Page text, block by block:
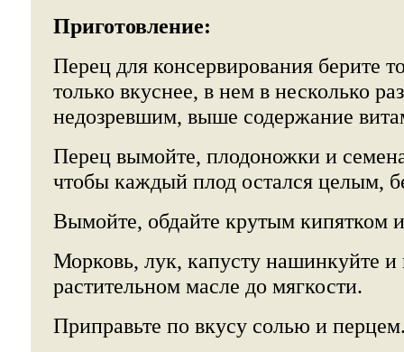
Приготовление:
Перец для консервирования берите
только вкуснее, в нем в несколько
недозревшим, выше содержание
Перец вымойте, плодоножки и
чтобы каждый плод остался целым,
Вымойте, обдайте крутым кипятком и
Морковь, лук, капусту нашинкуйте и
растительном масле до мягкости.
Приправьте по вкусу солью и